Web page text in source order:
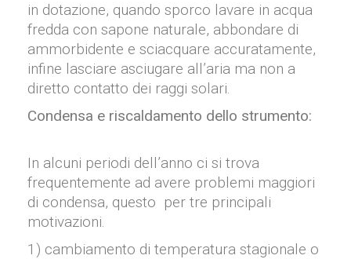
in dotazione, quando sporco lavare in acqua
fredda con sapone naturale, abbondare di
ammorbidente e sciacquare accuratamente,
infine lasciare asciugare all’aria ma non a
diretto contatto dei raggi solari.
Condensa e riscaldamento dello strumento:
In alcuni periodi dell’anno ci si trova
frequentemente ad avere problemi maggiori
di condensa, questo per tre principali
motivazioni.
1) cambiamento di temperatura stagionale o